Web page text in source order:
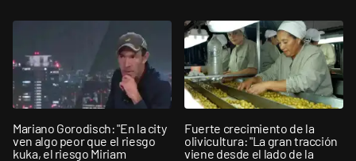
Mariano Gorodisch: "En la city
ven algo peor que el riesgo
kuka, el riesgo Miriam
Fuerte crecimiento de la
olivicultura: "La gran tracción
viene desde el lado de la